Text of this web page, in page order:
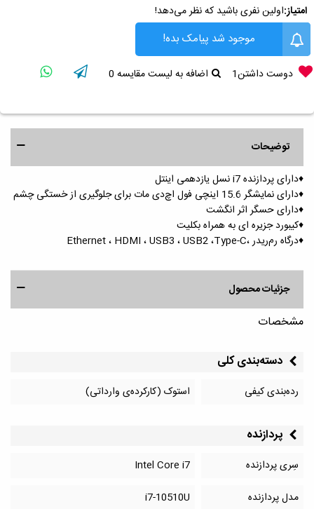
امتیاز:اولین نفری باشید که نظر می‌دهد!
موجود شد پیامک بده!
دوست داشتن1 اضافه به لیست مقایسه 0
توضیحات
♦️دارای پردازنده i7 نسل یازدهمی اینتل
♦️دارای نمایشگر 15.6 اینچی فول اچ‌دی مات برای جلوگیری از خستگی چشم
♦️دارای حسگر اثر انگشت
♦️کیبورد جزیره ای به همراه بکلیت
♦️درگاه رم‌ریدر ،Ethernet ، HDMI ، USB3 ، USB2 ،Type-C
جزئیات محصول
مشخصات
دسته‌بندی کلی
رده‌بندی کیفی استوک (کارکرده‌ی وارداتی)
پردازنده
سِری پردازنده
Intel Core i7
مدل پردازنده
i7-10510U